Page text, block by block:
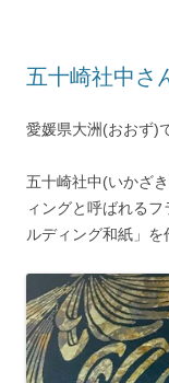
五十崎社中さ
愛媛県大洲(おおず)
五十崎社中(いかざ
ィングと呼ばれる
ルディング和紙」を